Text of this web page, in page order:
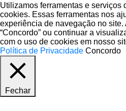
Utilizamos ferramentas e serviços
cookies. Essas ferramentas nos
experiência de navegação no site.
“Concordo” ou continuar a
com o uso de cookies em nosso
Política de Privacidade Concordo
Fechar